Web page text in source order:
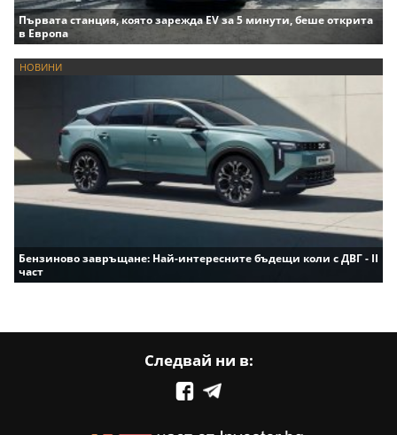
Първата станция, която зарежда EV за 5 минути, беше открита
в Европа
НОВИНИ
Бензиново завръщане: Най-интересните бъдещи коли с ДВГ - II
част
Следвай ни в: